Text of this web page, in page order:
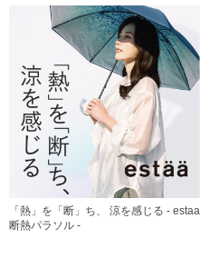
「熱」を「断」ち、 涼を感じる - estaa
断熱パラソル -